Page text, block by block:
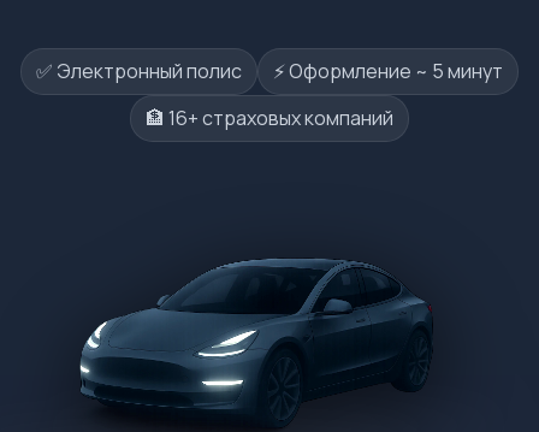
✅ Электронный полис
⚡️ Оформление ~ 5 минут
🏦 16+ страховых компаний